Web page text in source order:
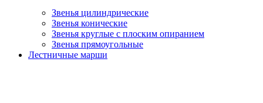
Звенья цилиндрические
Звенья конические
Звенья круглые с плоским опиранием
Звенья прямоугольные
Лестничные марши